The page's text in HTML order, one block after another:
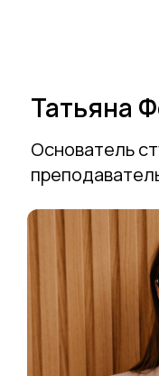
Основатель
Татьяна